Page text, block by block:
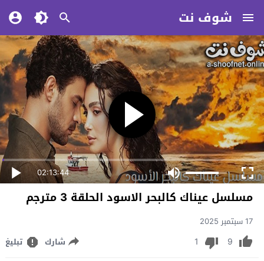
شوف نت
02:13:44
مسلسل عيناك كالبحر الاسود الحلقة 3 مترجم
17 سبتمبر 2025
9
1 شارك
تبليغ